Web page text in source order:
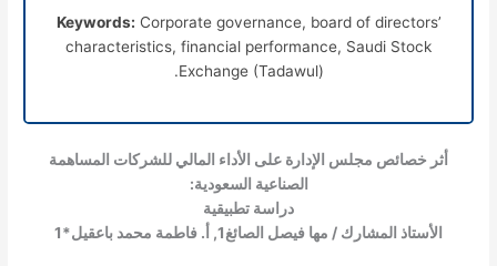
Keywords: Corporate governance, board of directors’
characteristics, financial performance, Saudi Stock
Exchange (Tadawul).
أثر خصائص مجلس الإدارة على الأداء المالي للشركات المساهمة
الصناعية السعودية:
دراسة تطبيقية
الأستاذ المشارك / مها فيصل الصائغ1, أ. فاطمة محمد باعقيل*1